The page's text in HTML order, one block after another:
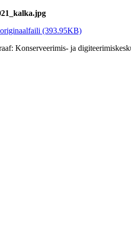
originaalfaili (393.95KB)
Konserveerimis- ja